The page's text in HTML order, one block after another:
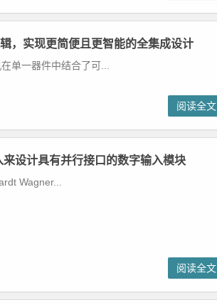
，实现更简便且更智能的全集成设计
单一器件中结合了可...
阅读全文
设计具有并行接口的数字输入模块
Wagner...
阅读全文